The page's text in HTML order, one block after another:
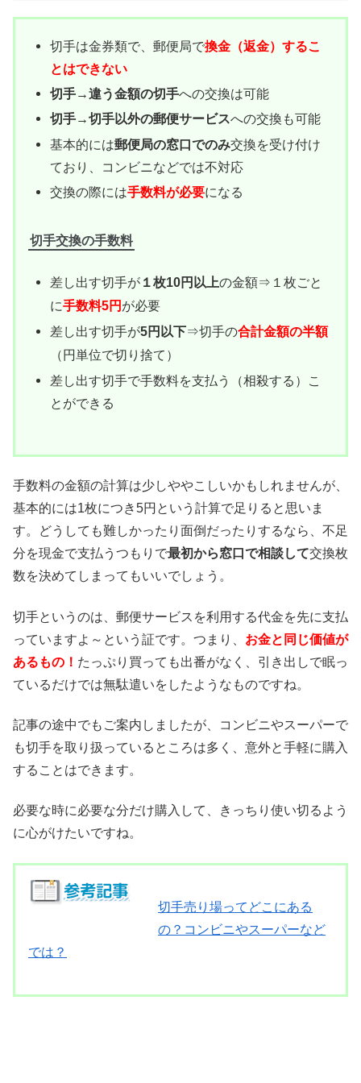
切手は金券類で、郵便局で換金（返金）するこ
とはできない
切手→違う金額の切手への交換は可能
切手→切手以外の郵便サービスへの交換も可能
基本的には郵便局の窓口でのみ交換を受け付け
ており、コンビニなどでは不対応
交換の際には手数料が必要になる
切手交換の手数料
差し出す切手が １枚10円以上の金額⇒１枚ごと
に手数料5円 が必要
差し出す切手が5円以下⇒切手の合計金額の半額
（ 円単位で切り捨て）
差し出す切手で手数料を支払う（相殺する）こ
とができる
手数料の金額の計算は少しややこしいかもしれませんが、
基本的には1枚につき5円という計算で足りると思いま
す。どうしても難しかったり面倒だったりするなら、不足
分を現金で支払うつもりで最初から窓口で相談して交換枚
数を決めてしまってもいいでしょう。
切手というのは、郵便サービスを利用する代金を先に支払
っていますよ～という証です。つまり、 お金と同じ価値が
あるもの！ たっぷり買っても出番がなく、引き出しで眠っ
ているだけでは無駄遣いをしたようなものですね。
記事の途中でもご案内しましたが、コンビニやスーパーで
も切手を取り扱っているところは多く、意外と手軽に購入
することはできます。
必要な時に必要な分だけ購入して、きっちり使い切るよう
に心がけたいですね。
切手売り場ってどこにある
の？コンビニやスーパーなど
では？